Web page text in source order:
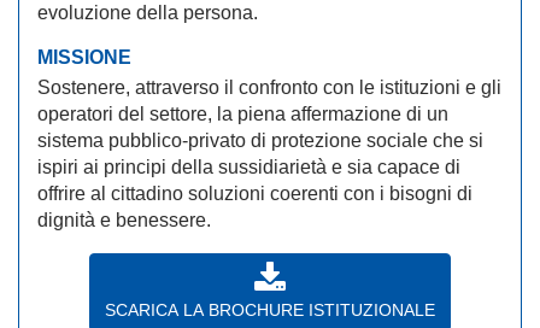
evoluzione della persona.
MISSIONE
Sostenere, attraverso il confronto con le istituzioni e gli
operatori del settore, la piena affermazione di un
sistema pubblico-privato di protezione sociale che si
ispiri ai principi della sussidiarietà e sia capace di
offrire al cittadino soluzioni coerenti con i bisogni di
dignità e benessere.
SCARICA LA BROCHURE ISTITUZIONALE